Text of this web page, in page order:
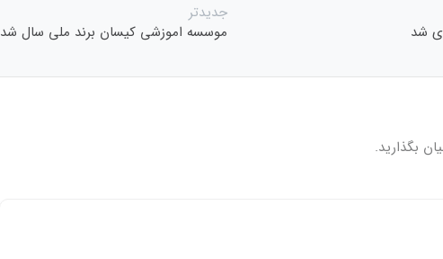
شد
جدیدتر
موسسه اموزشی کیسان برند ملی سال شد
بگذارید.